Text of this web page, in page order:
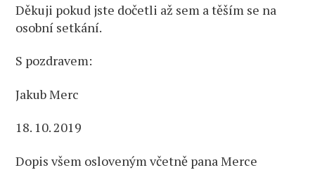
Děkuji pokud jste dočetli až sem a těším se na
osobní setkání.
S pozdravem:
Jakub Merc
18. 10. 2019
Dopis všem osloveným včetně pana Merce